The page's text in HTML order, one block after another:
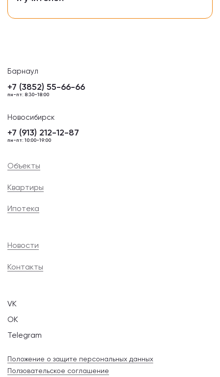
Барнаул
+7 (3852) 55-66-66
пн-пт: 8:30-18:00
Новосибирск
+7 (913) 212-12-87
пн-пт: 10:00-19:00
Объекты
Квартиры
Ипотека
Новости
Контакты
VK
OK
Telegram
Положение о защите персональных данных
Ползовательское соглашение